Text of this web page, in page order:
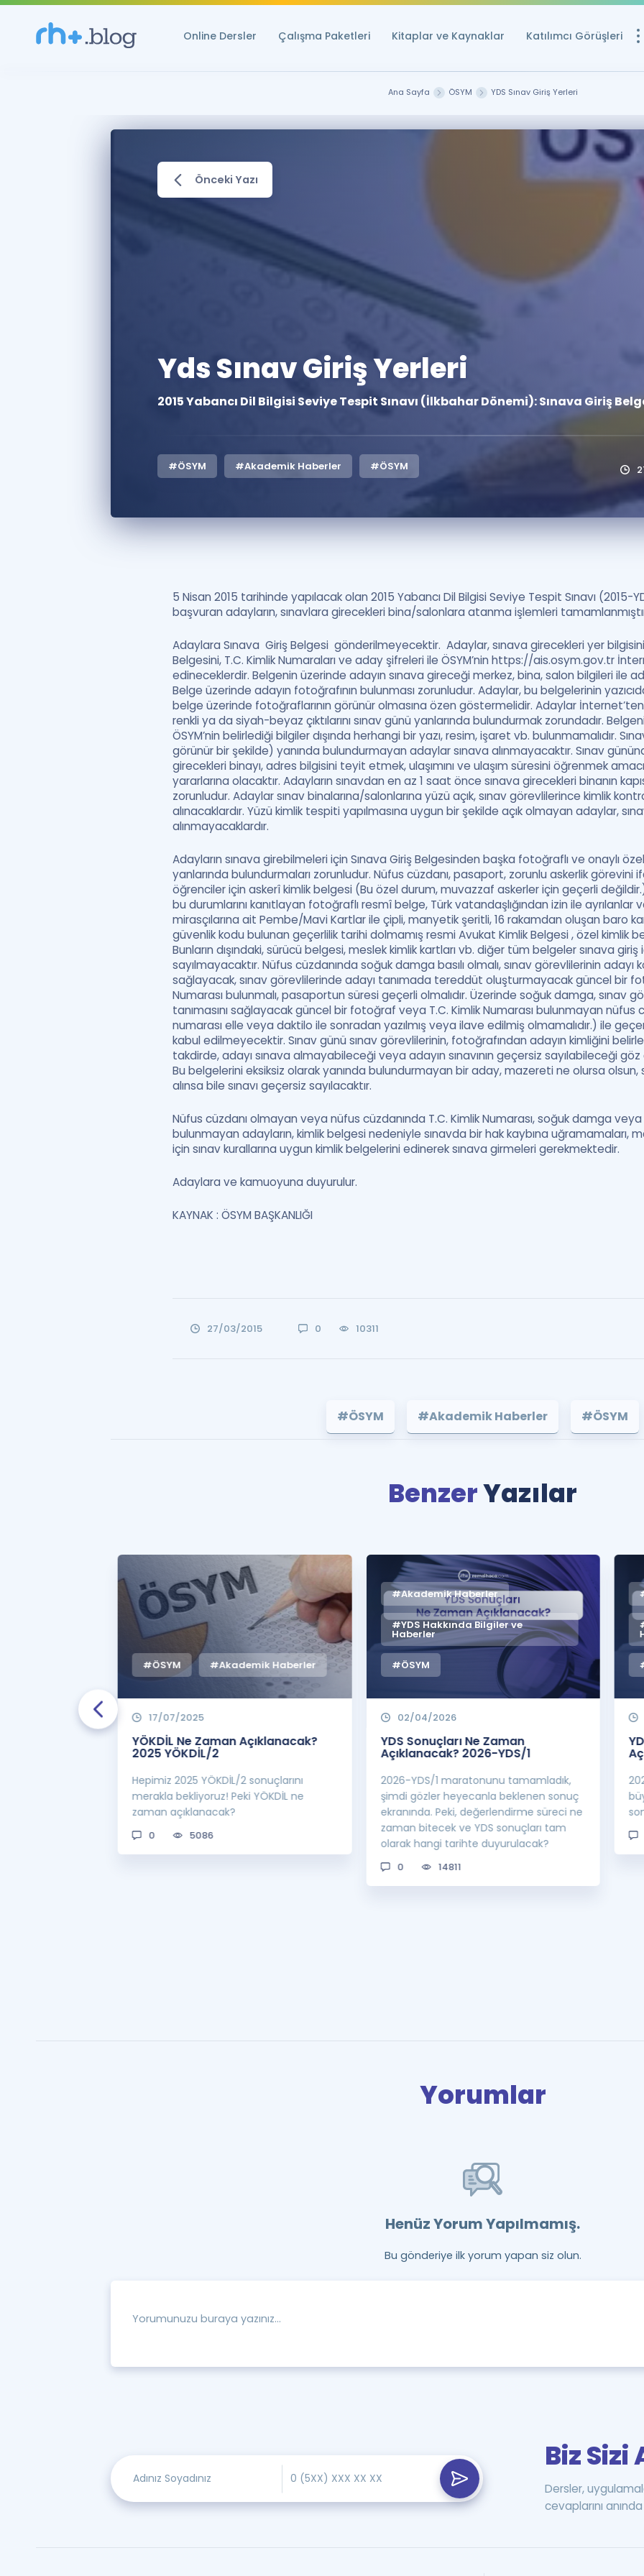
Online Dersler Çalışma Paketleri Kitaplar ve Kaynaklar Katılımcı Görüşleri
Ücretsiz
İngilizce
Puan
YDS ve YÖKDİL
Rehberlik Aracı
YDS ve
YDS - YÖKDİL
İngilizce Gramer
Ana Sayfa ÖSYM YDS Sınav Giriş Yerleri
Önceki Yazı
Yds Sınav Giriş Yerleri
2015 Yabancı Dil Bilgisi Seviye Tespit Sınavı (İlkbahar Dönemi): Sınava Giriş
#ÖSYM #Akademik Haberler #ÖSYM
5 Nisan 2015 tarihinde yapılacak olan 2015 Yabancı Dil Bilgisi Seviye Tespit Sınavı (2015-
başvuran adayların, sınavlara girecekleri bina/salonlara atanma işlemleri
Adaylara Sınava Giriş Belgesi gönderilmeyecektir. Adaylar, sınava girecekleri yer
Belgesini, T.C. Kimlik Numaraları ve aday şifreleri ile ÖSYM’nin https://ais.osym.gov.tr
edineceklerdir. Belgenin üzerinde adayın sınava gireceği merkez, bina, salon bilgileri ile
Belge üzerinde adayın fotoğrafının bulunması zorunludur. Adaylar, bu belgelerinin
belge üzerinde fotoğraflarının görünür olmasına özen göstermelidir. Adaylar
renkli ya da siyah-beyaz çıktılarını sınav günü yanlarında bulundurmak zorundadır.
ÖSYM’nin belirlediği bilgiler dışında herhangi bir yazı, resim, işaret vb. bulunmamalıdır.
görünür bir şekilde) yanında bulundurmayan adaylar sınava alınmayacaktır. Sınav
girecekleri binayı, adres bilgisini teyit etmek, ulaşımını ve ulaşım süresini öğrenmek
yararlarına olacaktır. Adayların sınavdan en az 1 saat önce sınava girecekleri binanın
zorunludur. Adaylar sınav binalarına/salonlarına yüzü açık, sınav görevlilerince kimlik
alınacaklardır. Yüzü kimlik tespiti yapılmasına uygun bir şekilde açık olmayan adaylar,
alınmayacaklardır.
Adayların sınava girebilmeleri için Sınava Giriş Belgesinden başka fotoğraflı ve onaylı
yanlarında bulundurmaları zorunludur. Nüfus cüzdanı, pasaport, zorunlu askerlik
öğrenciler için askerî kimlik belgesi (Bu özel durum, muvazzaf askerler için geçerli
bu durumlarını kanıtlayan fotoğraflı resmî belge, Türk vatandaşlığından izin ile ayrılanlar
mirasçılarına ait Pembe/Mavi Kartlar ile çipli, manyetik şeritli, 16 rakamdan oluşan baro
güvenlik kodu bulunan geçerlilik tarihi dolmamış resmi Avukat Kimlik Belgesi , özel kimlik
Bunların dışındaki, sürücü belgesi, meslek kimlik kartları vb. diğer tüm belgeler sınava
sayılmayacaktır. Nüfus cüzdanında soğuk damga basılı olmalı, sınav görevlilerinin adayı
sağlayacak, sınav görevlilerinde adayı tanımada tereddüt oluşturmayacak güncel bir
Numarası bulunmalı, pasaportun süresi geçerli olmalıdır. Üzerinde soğuk damga, sınav
tanımasını sağlayacak güncel bir fotoğraf veya T.C. Kimlik Numarası bulunmayan nüfus
numarası elle veya daktilo ile sonradan yazılmış veya ilave edilmiş olmamalıdır.) ile
kabul edilmeyecektir. Sınav günü sınav görevlilerinin, fotoğrafından adayın kimliğini
takdirde, adayı sınava almayabileceği veya adayın sınavının geçersiz sayılabileceği göz
Bu belgelerini eksiksiz olarak yanında bulundurmayan bir aday, mazereti ne olursa olsun,
alınsa bile sınavı geçersiz sayılacaktır.
Nüfus cüzdanı olmayan veya nüfus cüzdanında T.C. Kimlik Numarası, soğuk damga
bulunmayan adayların, kimlik belgesi nedeniyle sınavda bir hak kaybına uğramamaları,
için sınav kurallarına uygun kimlik belgelerini edinerek sınava girmeleri gerekmektedir.
Adaylara ve kamuoyuna duyurulur.
KAYNAK : ÖSYM BAŞKANLIĞI
27/03/2015 0 10311
#ÖSYM #Akademik Haberler #ÖSYM
BenzerYazılar
#ÖSYM #Akademik Haberler
17/07/2025
YÖKDİL Ne Zaman Açıklanacak?
2025 YÖKDİL/2
Hepimiz 2025 YÖKDİL/2 sonuçlarını
merakla bekliyoruz! Peki YÖKDİL ne
zaman açıklanacak?
0 5086
#Akademik Haberler
#YDS Hakkında Bilgiler ve
Haberler
#ÖSYM
02/04/2026
YDS Sonuçları Ne Zaman
Açıklanacak? 2026-YDS/1
2026-YDS/1 maratonunu tamamladık,
şimdi gözler heyecanla beklenen sonuç
ekranında. Peki, değerlendirme süreci ne
zaman bitecek ve YDS sonuçları tam
olarak hangi tarihte duyurulacak?
0 14811
Yorumlar
Henüz Yorum Yapılmamış.
Bu gönderiye ilk yorum yapan siz olun.
Biz Sizi
Dersler,
cevaplarını anında